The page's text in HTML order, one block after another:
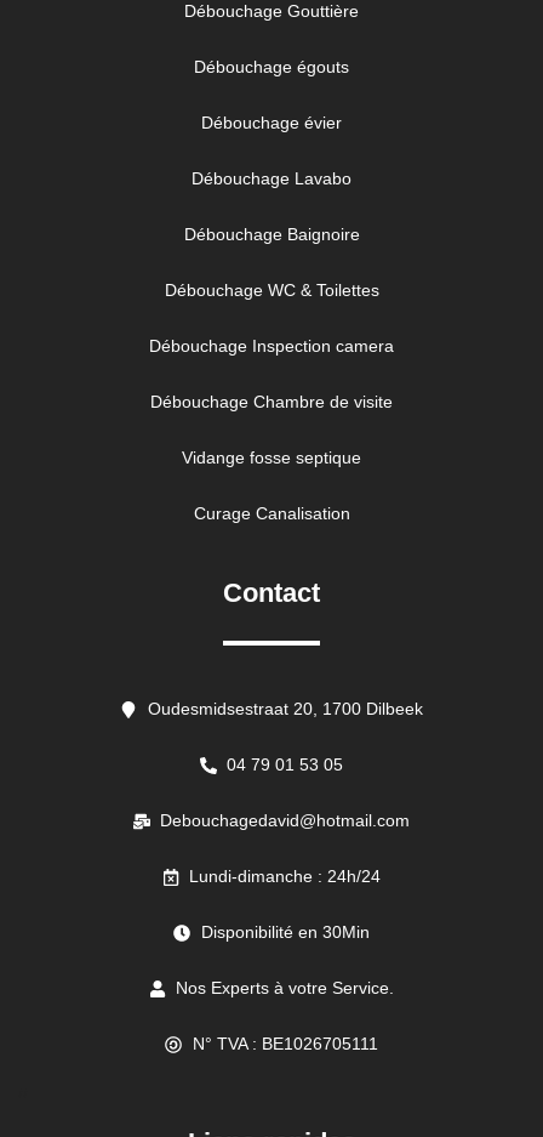
Débouchage Gouttière
Débouchage égouts
Débouchage évier
Débouchage Lavabo
Débouchage Baignoire
Débouchage WC & Toilettes
Débouchage Inspection camera
Débouchage Chambre de visite
Vidange fosse septique
Curage Canalisation
Contact
Oudesmidsestraat 20, 1700 Dilbeek
04 79 01 53 05
Debouchagedavid@hotmail.com
Lundi-dimanche : 24h/24
Disponibilité en 30Min
Nos Experts à votre Service.
N° TVA : BE1026705111